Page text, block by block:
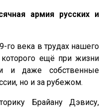
армия русских и
го века в трудах нашего
которого ещё при жизни
и даже собственные
но и за рубежом.
Брайану Дэвису,